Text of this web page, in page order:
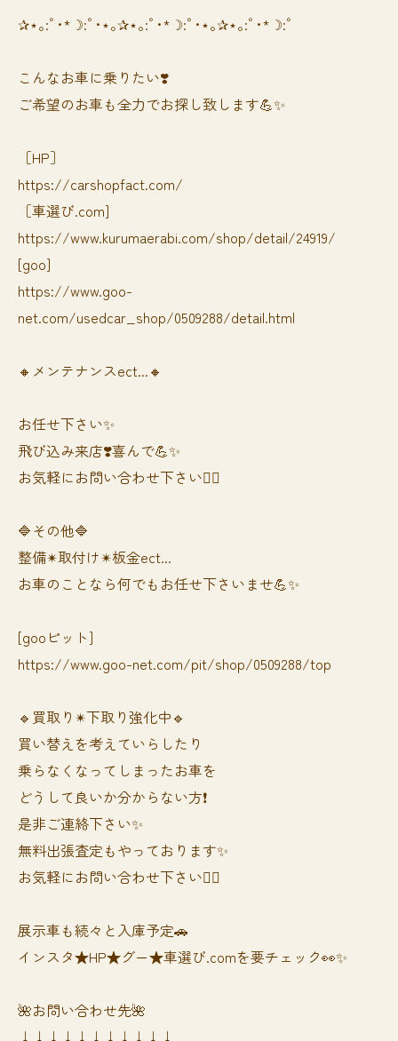
✰⋆｡:ﾟ･*☽:ﾟ･⋆｡✰⋆｡:ﾟ･*☽:ﾟ･⋆｡✰⋆｡:ﾟ･*☽:ﾟ
⁡⁡⁡こんなお車に乗りたい❣️
ご希望のお車も全力でお探し致します💪✨
［HP］
https://carshopfact.com/
［車選び.com]
https://www.kurumaerabi.com/shop/detail/24919/
[goo]
https://www.goo-
net.com/usedcar_shop/0509288/detail.html
🔸メンテナンスect...🔸
お任せ下さい✨
飛び込み来店❣️喜んで💪✨
お気軽にお問い合わせ下さい🙆‍♀️
🔷その他🔷
整備✴︎取付け✴︎板金ect...
お車のことなら何でもお任せ下さいませ💪✨
[gooピット]
https://www.goo-net.com/pit/shop/0509288/top
🔹買取り✴︎下取り強化中🔹
買い替えを考えていらしたり
乗らなくなってしまったお車を
どうして良いか分からない方❗️
是非ご連絡下さい✨
無料出張査定もやっております✨
お気軽にお問い合わせ下さい🙆‍♀️
展示車も続々と入庫予定🚗
インスタ★HP★グー★車選び.comを要チェック👀✨
🌺お問い合わせ先🌺
↓↓↓↓↓↓↓↓↓↓↓